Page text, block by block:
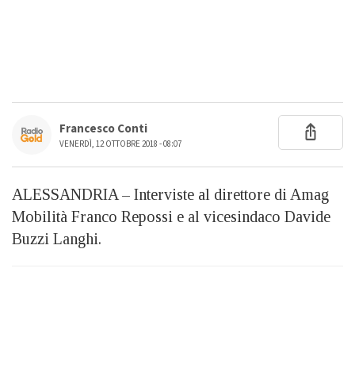
Francesco Conti
VENERDÌ, 12 OTTOBRE 2018 - 08:07
ALESSANDRIA – Interviste al direttore di Amag
Mobilità Franco Repossi e al vicesindaco Davide
Buzzi Langhi.